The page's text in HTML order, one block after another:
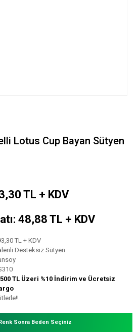
Lotus Cup Bayan Sütyen
TL + KDV
48,88 TL + KDV
TL + KDV
Desteksiz Sütyen
TL Üzeri %10 İndirim ve Ücretsiz
Sonra Beden Seçiniz